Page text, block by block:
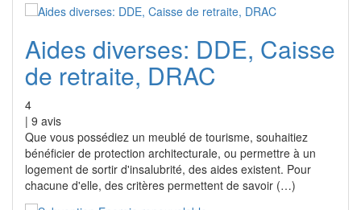
Aides diverses: DDE, Caisse
de retraite, DRAC
4
| 9 avis
Que vous possédiez un meublé de tourisme, souhaitiez
bénéficier de protection architecturale, ou permettre à un
logement de sortir d'insalubrité, des aides existent. Pour
chacune d'elle, des critères permettent de savoir (…)